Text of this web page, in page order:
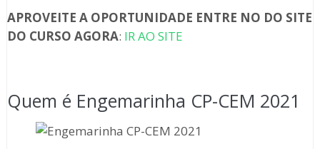
APROVEITE A OPORTUNIDADE ENTRE NO DO SITE
DO CURSO AGORA: IR AO SITE
Quem é Engemarinha CP-CEM 2021